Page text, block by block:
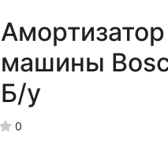
машины
Б/у
0